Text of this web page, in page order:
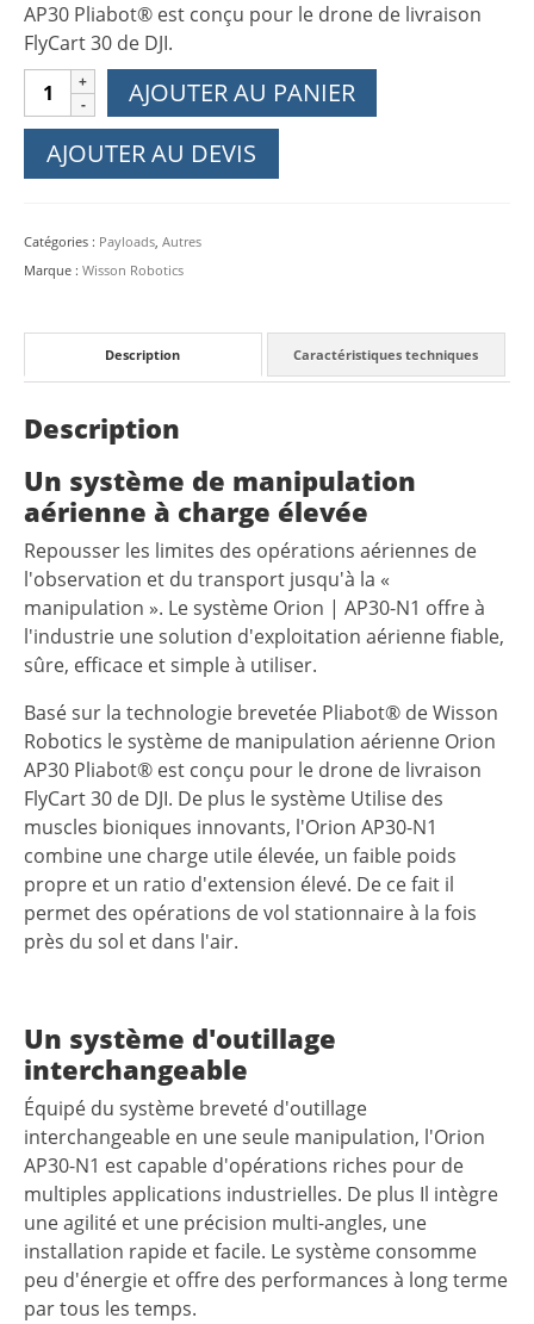
AP30 Pliabot® est conçu pour le drone de livraison
FlyCart 30 de DJI.
quantité
de
Système
Orion
|
N1
AJOUTER AU PANIER
AJOUTER AU DEVIS
Catégories : Payloads, Autres
Marque : Wisson Robotics
Description Caractéristiques techniques
Description
Un système de manipulation
aérienne à charge élevée
Repousser les limites des opérations aériennes de
l'observation et du transport jusqu'à la «
manipulation ». Le système Orion | AP30-N1 offre à
l'industrie une solution d'exploitation aérienne fiable,
sûre, efficace et simple à utiliser.
Basé sur la technologie brevetée Pliabot® de Wisson
Robotics le système de manipulation aérienne Orion
AP30 Pliabot® est conçu pour le drone de livraison
FlyCart 30 de DJI. De plus le système Utilise des
muscles bioniques innovants, l'Orion AP30-N1
combine une charge utile élevée, un faible poids
propre et un ratio d'extension élevé. De ce fait il
permet des opérations de vol stationnaire à la fois
près du sol et dans l'air.
Un système d'outillage
interchangeable
Équipé du système breveté d'outillage
interchangeable en une seule manipulation, l'Orion
AP30-N1 est capable d'opérations riches pour de
multiples applications industrielles. De plus Il intègre
une agilité et une précision multi-angles, une
installation rapide et facile. Le système consomme
peu d'énergie et offre des performances à long terme
par tous les temps.